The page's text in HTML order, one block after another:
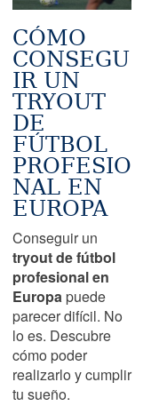
CÓMO
CONSEGU
IR UN
TRYOUT
DE
FÚTBOL
PROFESIO
NAL EN
EUROPA
Conseguir un
tryout de fútbol
profesional en
Europapuede
parecer difícil. No
lo es. Descubre
cómo poder
realizarlo y cumplir
tu sueño.